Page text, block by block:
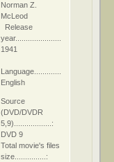
Norman Z.
McLeod
Release
year.........................:
1941
Language.............................:
English
Source
(DVD/DVDR
5,9)..................:
DVD 9
Total movie's files
size...............: